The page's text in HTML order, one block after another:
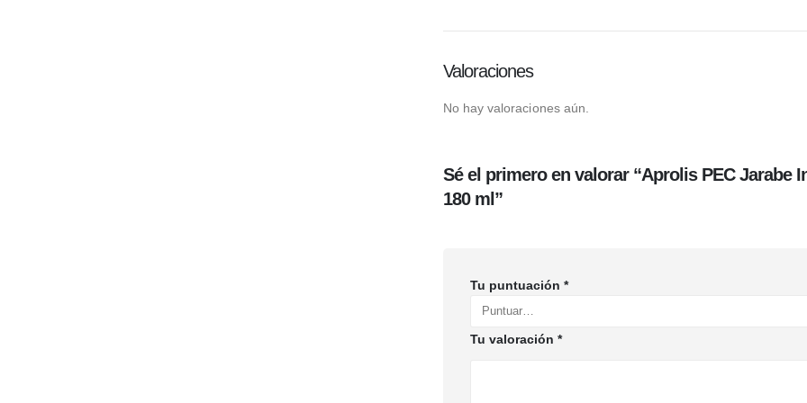
Valoraciones
No hay valoraciones aún.
Sé el primero en valorar “Aprolis PEC Jarabe
180 ml”
Tu puntuación *
Tu valoración*